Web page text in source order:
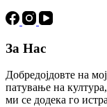
За Нас
Добредојдовте на
патување на
ми се додека го